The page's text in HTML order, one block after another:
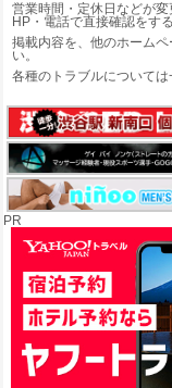
営業時間・定休日などが
HP・電話で直接確認をす
掲載内容を、他のホーム
い。
各種のトラブルについては
PR